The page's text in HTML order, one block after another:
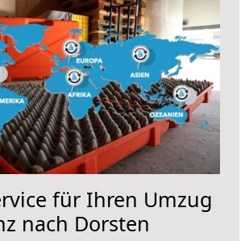
für Ihren Umzug
nach Dorsten